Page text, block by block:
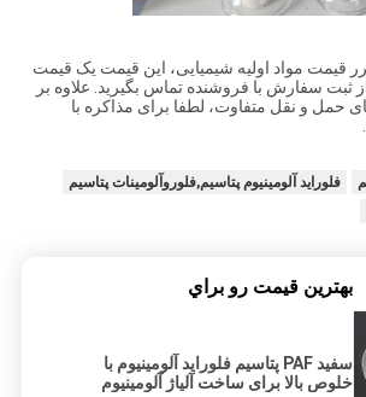
قیمت مواد اولیه شیمیایی، این قیمت یک قیمت
ثبت سفارش با فروشنده تماس بگیرید. علاوه بر
حمل و نقل متفاوت، لطفا برای مذاکره با
فلوراید آلومینیوم پتاسیم,فلوروآلومینات پتاسیم
بهترين قيمت رو براي
سفید PAF پتاسیم فلوراید آلومینیوم با
خلوص بالا برای ساخت آلیاژ آلومینیوم